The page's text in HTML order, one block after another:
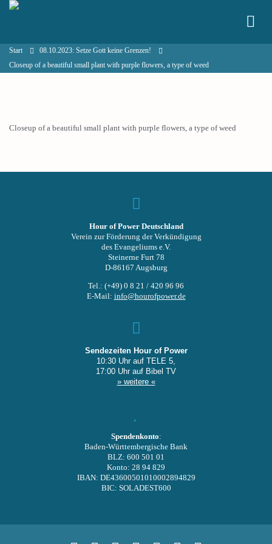
Start
08.10.2023: Setze Gott keine Grenzen!
Closeup of a beautiful small plant with purple flowers, a type of weed
Closeup of a beautiful small plant with purple flowers, a type of weed
Hour of Power Deutschland
Verein zur Förderung der Verkündigung
des Evangeliums e.V.
Steinerne Furt 78
D-86167 Augsburg
Tel.: (+49) 0 8 21 / 420 96 96
E-Mail: info@hourofpower.de
Sendezeiten Hour of Power
10:30 Uhr auf TELE 5,
17:00 Uhr auf Bibel TV
» weitere «
Spendenkonto:
Baden-Württembergische Bank
BLZ: 600 501 01
Konto: 28 94 829
IBAN: DE43600501010002894829
BIC: SOLADEST600